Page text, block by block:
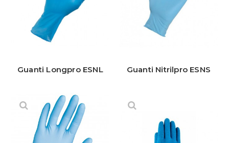
Guanti Longpro ESNL Guanti Nitrilpro ESNS